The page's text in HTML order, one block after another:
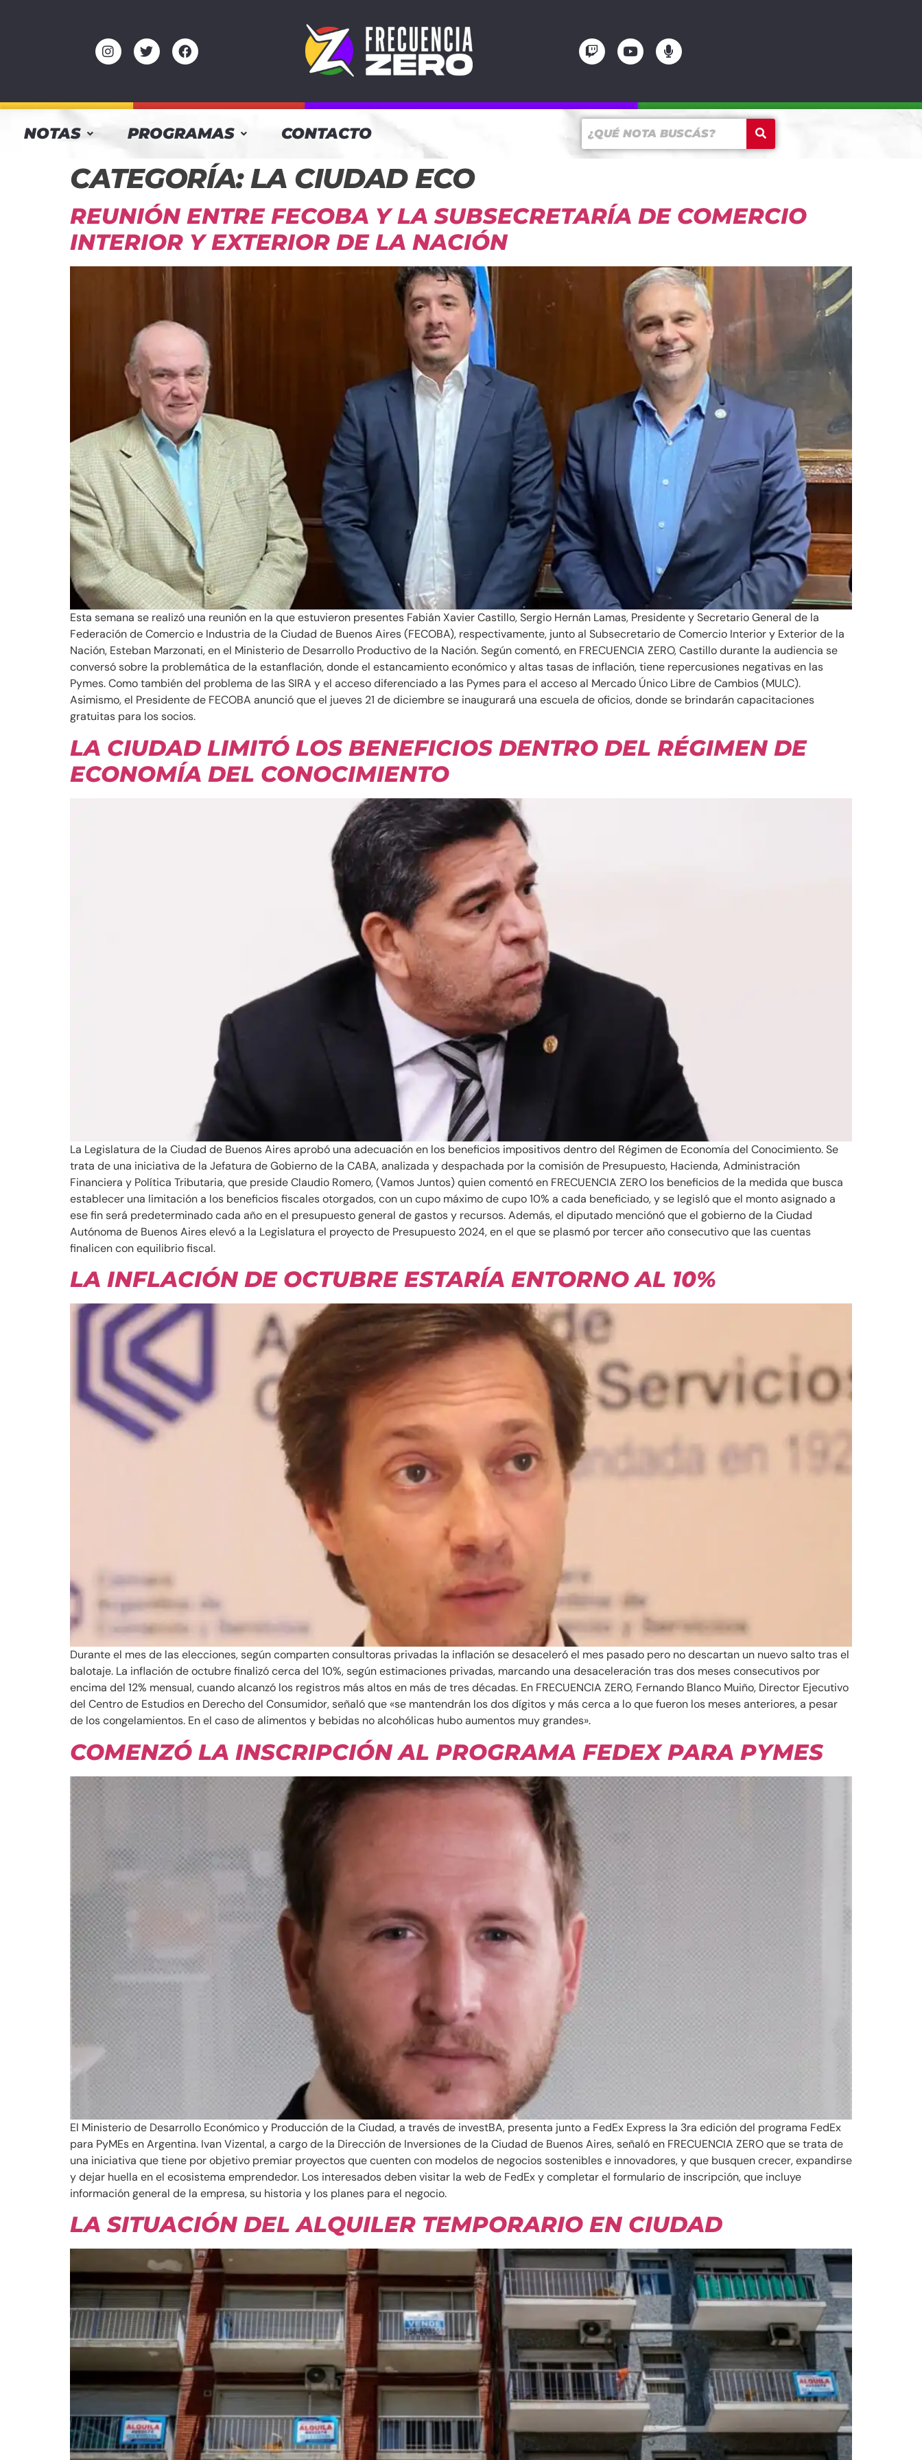
NOTAS PROGRAMAS CONTACTO
CATEGORÍA:LA CIUDAD ECO
REUNIÓN ENTRE FECOBA Y LA SUBSECRETARÍA DE COMERCIO
INTERIOR Y EXTERIOR DE LA NACIÓN
Esta semana se realizó una reunión en la que estuvieron presentes Fabián Xavier Castillo, Sergio Hernán Lamas, Presidente y Secretario General de la
Federación de Comercio e Industria de la Ciudad de Buenos Aires (FECOBA), respectivamente, junto al Subsecretario de Comercio Interior y Exterior de la
Nación, Esteban Marzonati, en el Ministerio de Desarrollo Productivo de la Nación. Según comentó, en FRECUENCIA ZERO, Castillo durante la audiencia se
conversó sobre la problemática de la estanflación, donde el estancamiento económico y altas tasas de inflación, tiene repercusiones negativas en las
Pymes. Como también del problema de las SIRA y el acceso diferenciado a las Pymes para el acceso al Mercado Único Libre de Cambios (MULC).
Asimismo, el Presidente de FECOBA anunció que el jueves 21 de diciembre se inaugurará una escuela de oficios, donde se brindarán capacitaciones
gratuitas para los socios.
LA CIUDAD LIMITÓ LOS BENEFICIOS DENTRO DEL RÉGIMEN DE
ECONOMÍA DEL CONOCIMIENTO
La Legislatura de la Ciudad de Buenos Aires aprobó una adecuación en los beneficios impositivos dentro del Régimen de Economía del Conocimiento. Se
trata de una iniciativa de la Jefatura de Gobierno de la CABA, analizada y despachada por la comisión de Presupuesto, Hacienda, Administración
Financiera y Política Tributaria, que preside Claudio Romero, (Vamos Juntos) quien comentó en FRECUENCIA ZERO los beneficios de la medida que busca
establecer una limitación a los beneficios fiscales otorgados, con un cupo máximo de cupo 10% a cada beneficiado, y se legisló que el monto asignado a
ese fin será predeterminado cada año en el presupuesto general de gastos y recursos. Además, el diputado menciónó que el gobierno de la Ciudad
Autónoma de Buenos Aires elevó a la Legislatura el proyecto de Presupuesto 2024, en el que se plasmó por tercer año consecutivo que las cuentas
finalicen con equilibrio fiscal.
LA INFLACIÓN DE OCTUBRE ESTARÍA ENTORNO AL 10%
Durante el mes de las elecciones, según comparten consultoras privadas la inflación se desaceleró el mes pasado pero no descartan un nuevo salto tras el
balotaje. La inflación de octubre finalizó cerca del 10%, según estimaciones privadas, marcando una desaceleración tras dos meses consecutivos por
encima del 12% mensual, cuando alcanzó los registros más altos en más de tres décadas. En FRECUENCIA ZERO, Fernando Blanco Muiño, Director Ejecutivo
del Centro de Estudios en Derecho del Consumidor, señaló que «se mantendrán los dos dígitos y más cerca a lo que fueron los meses anteriores, a pesar
de los congelamientos. En el caso de alimentos y bebidas no alcohólicas hubo aumentos muy grandes».
COMENZÓ LA INSCRIPCIÓN AL PROGRAMA FEDEX PARA PYMES
El Ministerio de Desarrollo Económico y Producción de la Ciudad, a través de investBA, presenta junto a FedEx Express la 3ra edición del programa FedEx
para PyMEs en Argentina. Ivan Vizental, a cargo de la Dirección de Inversiones de la Ciudad de Buenos Aires, señaló en FRECUENCIA ZERO que se trata de
una iniciativa que tiene por objetivo premiar proyectos que cuenten con modelos de negocios sostenibles e innovadores, y que busquen crecer, expandirse
y dejar huella en el ecosistema emprendedor. Los interesados deben visitar la web de FedEx y completar el formulario de inscripción, que incluye
información general de la empresa, su historia y los planes para el negocio.
LA SITUACIÓN DEL ALQUILER TEMPORARIO EN CIUDAD